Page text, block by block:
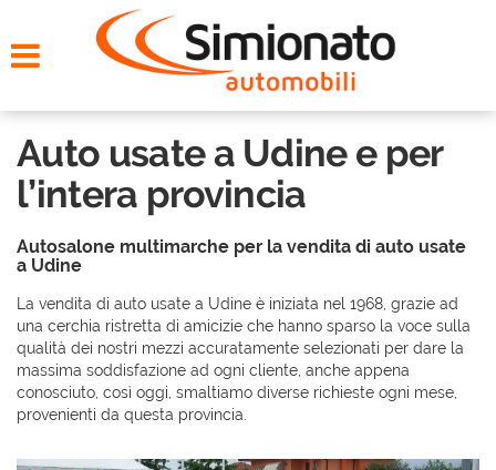
NOLEGGIO
CONTATTI
CHI SIAMO
Auto usate a Udine e per
l’intera provincia
Autosalone multimarche per la vendita di auto usate
a Udine
La vendita di auto usate a Udine è iniziata nel 1968, grazie ad
una cerchia ristretta di amicizie che hanno sparso la voce sulla
qualità dei nostri mezzi accuratamente selezionati per dare la
massima soddisfazione ad ogni cliente, anche appena
conosciuto, così oggi, smaltiamo diverse richieste ogni mese,
provenienti da questa provincia.